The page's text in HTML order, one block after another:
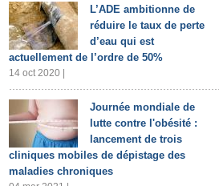
L’ADE ambitionne de
réduire le taux de perte
d’eau qui est
actuellement de l’ordre de 50%
14 oct 2020 |
Journée mondiale de
lutte contre l'obésité :
lancement de trois
cliniques mobiles de dépistage des
maladies chroniques